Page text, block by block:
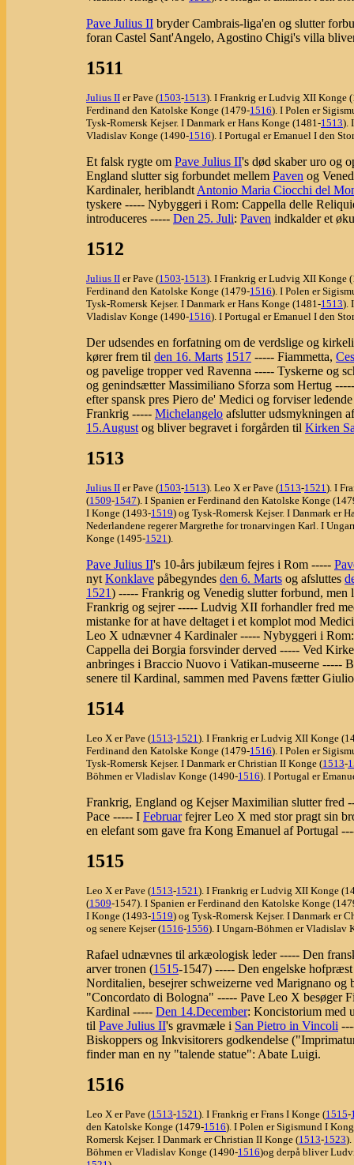
Pave Julius II bryder Cambrais-liga'en og slutter
foran Castel Sant'Angelo, Agostino Chigi's villa
1511
Julius II er Pave (1503-1513). I Frankrig er Ludvig XII Konge
Ferdinand den Katolske Konge (1479-1516). I Polen er
Tysk-Romersk Kejser. I Danmark er Hans Konge (1481-1513).
Vladislav Konge (1490-1516). I Portugal er Emanuel I den
Et falsk rygte om Pave Julius II's død skaber uro og
England slutter sig forbundet mellem Paven og
Kardinaler, heriblandt Antonio Maria Ciocchi del
tyskere ----- Nybyggeri i Rom: Cappella delle
introduceres ----- Den 25. Juli: Paven indkalder et
1512
Julius II er Pave (1503-1513). I Frankrig er Ludvig XII Konge
Ferdinand den Katolske Konge (1479-1516). I Polen er
Tysk-Romersk Kejser. I Danmark er Hans Konge (1481-1513).
Vladislav Konge (1490-1516). I Portugal er Emanuel I den
Der udsendes en forfatning om de verdslige og
kører frem til den 16. Marts 1517 ----- Fiammetta,
og pavelige tropper ved Ravenna ----- Tyskerne og
og genindsætter Massimiliano Sforza som Hertug
efter spansk pres Piero de' Medici og forviser
Frankrig ----- Michelangelo afslutter udsmykningen
15.August og bliver begravet i forgården til Kirken
1513
Julius II er Pave (1503-1513). Leo X er Pave (1513-1521). I
(1509-1547). I Spanien er Ferdinand den Katolske Konge
I Konge (1493-1519) og Tysk-Romersk Kejser. I Danmark er
Nederlandene regerer Margrethe for tronarvingen Karl. I
Konge (1495-1521).
Pave Julius II's 10-års jubilæum fejres i Rom -----
nyt Konklave påbegyndes den 6. Marts og afsluttes
1521) ----- Frankrig og Venedig slutter forbund,
Frankrig og sejrer ----- Ludvig XII forhandler fred
mistanke for at have deltaget i et komplot mod
Leo X udnævner 4 Kardinaler ----- Nybyggeri i
Cappella dei Borgia forsvinder derved ----- Ved
anbringes i Braccio Nuovo i Vatikan-museerne -----
senere til Kardinal, sammen med Pavens fætter
1514
Leo X er Pave (1513-1521). I Frankrig er Ludvig XII Konge
Ferdinand den Katolske Konge (1479-1516). I Polen er
Tysk-Romersk Kejser. I Danmark er Christian II Konge (1513-
Böhmen er Vladislav Konge (1490-1516). I Portugal er
Frankrig, England og Kejser Maximilian slutter
Pace ----- I Februarfejrer Leo X med stor pragt sin
en elefant som gave fra Kong Emanuel af Portugal
1515
Leo X er Pave (1513-1521). I Frankrig er Ludvig XII Konge
(1509-1547). I Spanien er Ferdinand den Katolske Konge
I Konge (1493-1519) og Tysk-Romersk Kejser. I Danmark er
og senere Kejser (1516-1556). I Ungarn-Böhmen er Vladislav
Rafael udnævnes til arkæologisk leder ----- Den
arver tronen (1515-1547) ----- Den engelske
Norditalien, besejrer schweizerne ved Marignano
"Concordato di Bologna" ----- Pave Leo X besøger
Kardinal ----- Den 14.December: Koncistorium med
til Pave Julius II's gravmæle i San Pietro in Vincoli
Biskoppers og Inkvisitorers godkendelse
finder man en ny "talende statue": Abate Luigi.
1516
Leo X er Pave (1513-1521). I Frankrig er Frans I Konge (1515-
den Katolske Konge (1479-1516). I Polen er Sigismund I
Romersk Kejser. I Danmark er Christian II Konge (1513-1523).
Böhmen er Vladislav Konge (1490-1516)og derpå bliver